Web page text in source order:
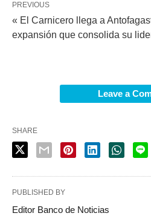
PREVIOUS
« El Carnicero llega a
expansión que consolida su
Leave a
SHARE
PUBLISHED BY
Editor Banco de Noticias